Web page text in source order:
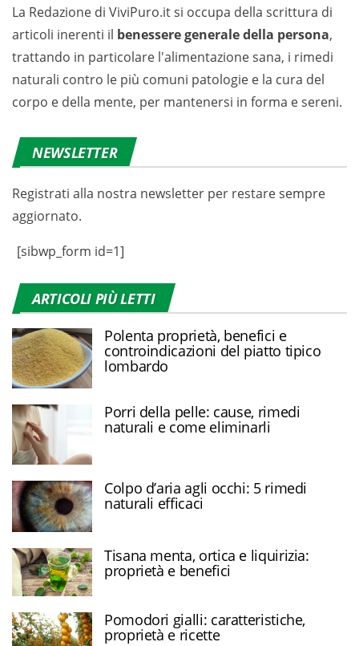
La Redazione di ViviPuro.it si occupa della scrittura di
articoli inerenti il benessere generale della persona,
trattando in particolare l'alimentazione sana, i rimedi
naturali contro le più comuni patologie e la cura del
corpo e della mente, per mantenersi in forma e sereni.
NEWSLETTER
Registrati alla nostra newsletter per restare sempre
aggiornato.
[sibwp_form id=1]
ARTICOLI PIÙ LETTI
Polenta proprietà, benefici e
controindicazioni del piatto tipico
lombardo
Porri della pelle: cause, rimedi
naturali e come eliminarli
Colpo d’aria agli occhi: 5 rimedi
naturali efficaci
Tisana menta, ortica e liquirizia:
proprietà e benefici
Pomodori gialli: caratteristiche,
proprietà e ricette